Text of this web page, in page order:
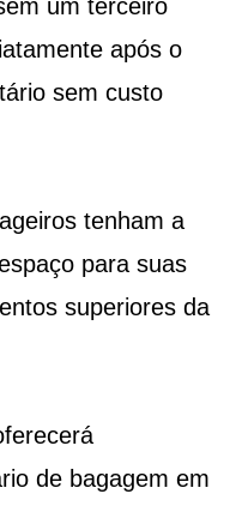
um terceiro
após o
sem custo
tenham a
para suas
superiores da
de bagagem em